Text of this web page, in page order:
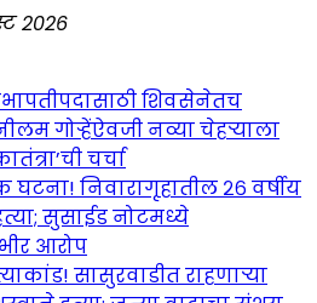
2026
शिवसेनेतच
गोऱ्हेंऐवजी नव्या चेहऱ्याला
चर्चा
निवारागृहातील २६ वर्षीय
सुसाईड नोटमध्ये
आरोप
सासुरवाडीत राहणाऱ्या